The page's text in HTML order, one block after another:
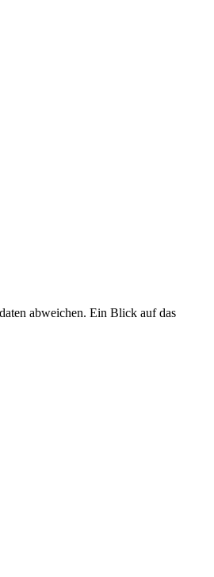
abweichen. Ein Blick auf das